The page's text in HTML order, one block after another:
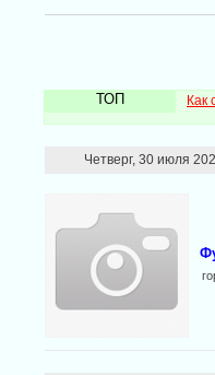
ТОП Как
Четверг, 30 июля